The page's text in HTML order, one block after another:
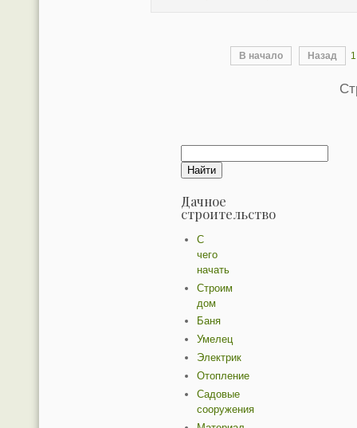
В начало Назад 1
Дачное
строительство
С
чего
начать
Строим
дом
Баня
Умелец
Электрик
Отопление
Садовые
сооружения